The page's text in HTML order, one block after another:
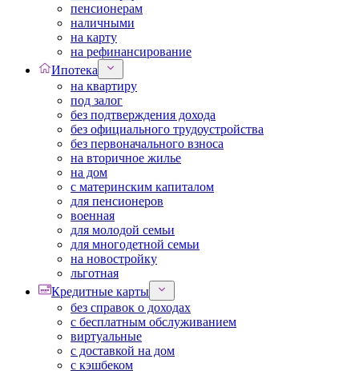
пенсионерам
наличными
на карту
на рефинансирование
Ипотека
на квартиру
под залог
без подтверждения дохода
без официального трудоустройства
без первоначального взноса
на вторичное жилье
на дом
с материнским капиталом
для пенсионеров
военная
для молодой семьи
для многодетной семьи
на новостройку
льготная
Кредитные карты
без справок о доходах
с бесплатным обслуживанием
виртуальные
с доставкой на дом
с кэшбеком